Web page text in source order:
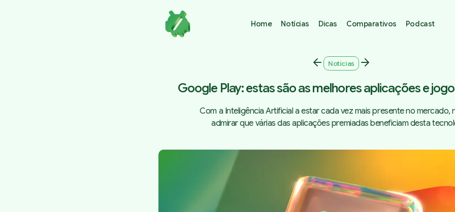
Home Notícias Dicas Comparativos Podcast
Notícias
Google Play: estas são as melhores aplicações e
Com a Inteligência Artificial a estar cada vez mais presente no mercado,
admirar que várias das aplicações premiadas beneficiam desta